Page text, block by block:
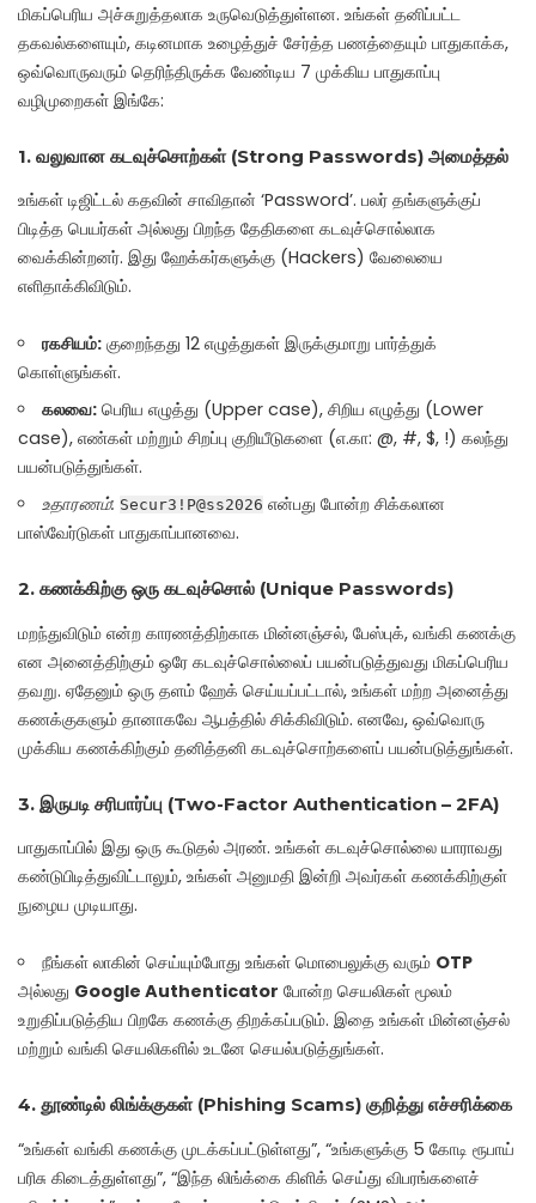
மிகப்பெரிய அச்சுறுத்தலாக உருவெடுத்துள்ளன. உங்கள் தனிப்பட்ட
தகவல்களையும், கடினமாக உழைத்துச் சேர்த்த பணத்தையும் பாதுகாக்க,
ஒவ்வொருவரும் தெரிந்திருக்க வேண்டிய 7 முக்கிய பாதுகாப்பு
வழிமுறைகள் இங்கே:
1. வலுவான கடவுச்சொற்கள் (Strong Passwords) அமைத்தல்
உங்கள் டிஜிட்டல் கதவின் சாவிதான் ‘Password’. பலர் தங்களுக்குப்
பிடித்த பெயர்கள் அல்லது பிறந்த தேதிகளை கடவுச்சொல்லாக
வைக்கின்றனர். இது ஹேக்கர்களுக்கு (Hackers) வேலையை
எளிதாக்கிவிடும்.
ரகசியம்: குறைந்தது 12 எழுத்துகள் இருக்குமாறு பார்த்துக்
கொள்ளுங்கள்.
கலவை: பெரிய எழுத்து (Upper case), சிறிய எழுத்து (Lower
case), எண்கள் மற்றும் சிறப்பு குறியீடுகளை (எ.கா: @, #, $, !) கலந்து
பயன்படுத்துங்கள்.
உதாரணம்: Secur3!P@ss2026 என்பது போன்ற சிக்கலான
பாஸ்வேர்டுகள் பாதுகாப்பானவை.
2. கணக்கிற்கு ஒரு கடவுச்சொல் (Unique Passwords)
மறந்துவிடும் என்ற காரணத்திற்காக மின்னஞ்சல், பேஸ்புக், வங்கி கணக்கு
என அனைத்திற்கும் ஒரே கடவுச்சொல்லைப் பயன்படுத்துவது மிகப்பெரிய
தவறு. ஏதேனும் ஒரு தளம் ஹேக் செய்யப்பட்டால், உங்கள் மற்ற அனைத்து
கணக்குகளும் தானாகவே ஆபத்தில் சிக்கிவிடும். எனவே, ஒவ்வொரு
முக்கிய கணக்கிற்கும் தனித்தனி கடவுச்சொற்களைப் பயன்படுத்துங்கள்.
3. இருபடி சரிபார்ப்பு (Two-Factor Authentication – 2FA)
பாதுகாப்பில் இது ஒரு கூடுதல் அரண். உங்கள் கடவுச்சொல்லை யாராவது
கண்டுபிடித்துவிட்டாலும், உங்கள் அனுமதி இன்றி அவர்கள் கணக்கிற்குள்
நுழைய முடியாது.
நீங்கள் லாகின் செய்யும்போது உங்கள் மொபைலுக்கு வரும் OTP
அல்லது Google Authenticator போன்ற செயலிகள் மூலம்
உறுதிப்படுத்திய பிறகே கணக்கு திறக்கப்படும். இதை உங்கள் மின்னஞ்சல்
மற்றும் வங்கி செயலிகளில் உடனே செயல்படுத்துங்கள்.
4. தூண்டில் லிங்க்குகள் (Phishing Scams) குறித்து எச்சரிக்கை
“உங்கள் வங்கி கணக்கு முடக்கப்பட்டுள்ளது”, “உங்களுக்கு 5 கோடி ரூபாய்
பரிசு கிடைத்துள்ளது”, “இந்த லிங்க்கை கிளிக் செய்து விபரங்களைச்